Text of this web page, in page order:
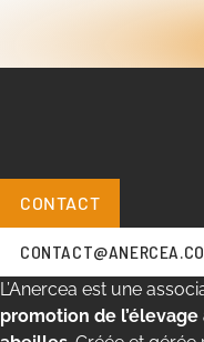
CONTACT
L’Anercea est une
promotion de